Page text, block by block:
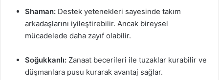
Shaman: Destek yetenekleri sayesinde takım
arkadaşlarını iyileştirebilir. Ancak bireysel
mücadelede daha zayıf olabilir.
Soğukkanlı: Zanaat becerileri ile tuzaklar kurabilir ve
düşmanlara pusu kurarak avantaj sağlar.